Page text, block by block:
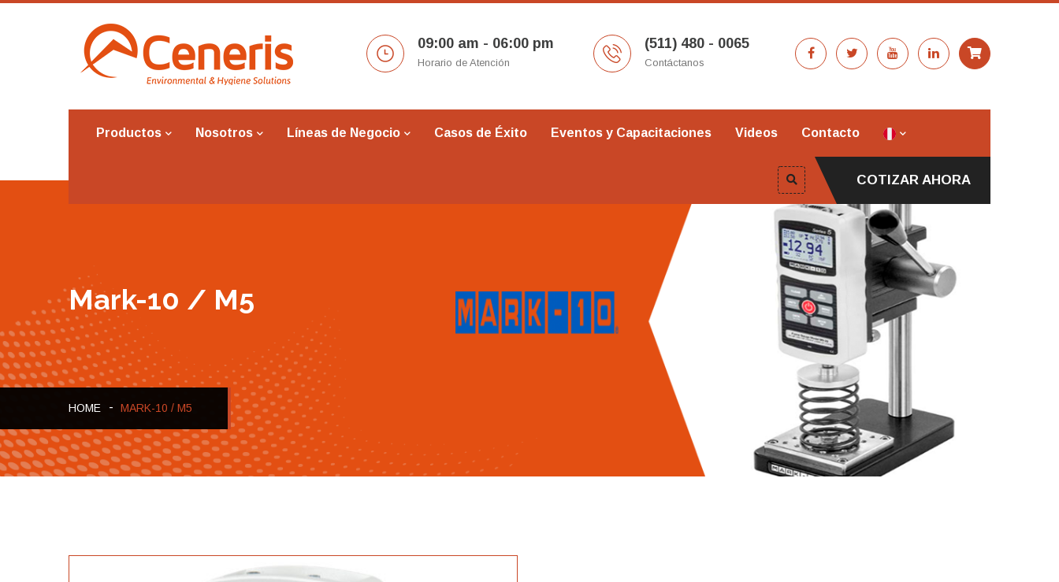
09:00 am - 06:00 pm
Horario de Atención
(511) 480 - 0065
Contáctanos
Productos Nosotros Líneas de Negocio Casos de Éxito Eventos y Capacitaciones Videos Contacto
COTIZAR AHORA
Mark-10 / M5
HOME MARK-10 / M5